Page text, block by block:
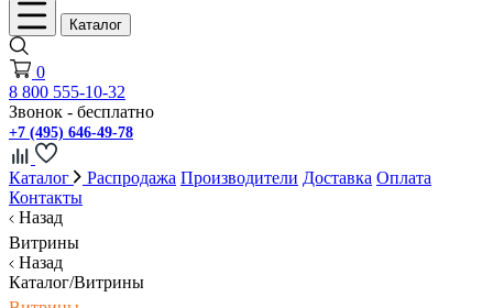
Каталог
0
8 800 555-10-32
Звонок - бесплатно
+7 (495) 646-49-78
Каталог Распродажа Производители Доставка Оплата
Контакты
Назад
Витрины
Назад
Каталог/Витрины